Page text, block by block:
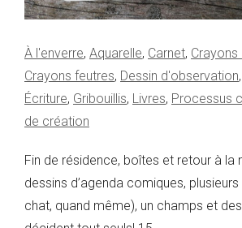
À l'enverre, Aquarelle, Carnet, Crayons
Crayons feutres, Dessin d'observation,
Écriture, Gribouillis, Livres, Processus
de création
Fin de résidence, boîtes et retour à la
dessins d’agenda comiques,
chat, quand même), un champs et